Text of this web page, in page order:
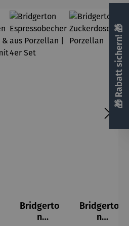
Bridgerto
n
Bridgerto
n
🎁 Rabatt sichern! 🎁